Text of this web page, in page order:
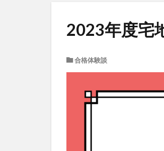
2023年度宅
合格体験談